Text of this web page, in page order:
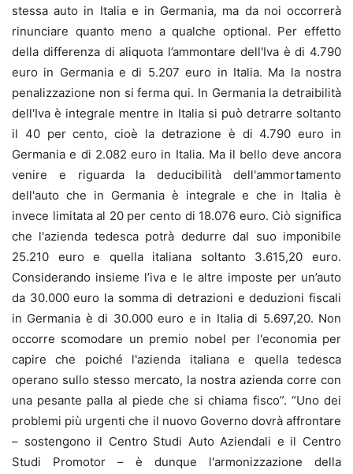
stessa auto in Italia e in Germania, ma da noi occorrerà
rinunciare quanto meno a qualche optional. Per effetto
della differenza di aliquota l’ammontare dell'Iva è di 4.790
euro in Germania e di 5.207 euro in Italia. Ma la nostra
penalizzazione non si ferma qui. In Germania la detraibilità
dell'Iva è integrale mentre in Italia si può detrarre soltanto
il 40 per cento, cioè la detrazione è di 4.790 euro in
Germania e di 2.082 euro in Italia. Ma il bello deve ancora
venire e riguarda la deducibilità dell'ammortamento
dell'auto che in Germania è integrale e che in Italia è
invece limitata al 20 per cento di 18.076 euro. Ciò significa
che l'azienda tedesca potrà dedurre dal suo imponibile
25.210 euro e quella italiana soltanto 3.615,20 euro.
Considerando insieme l’iva e le altre imposte per un’auto
da 30.000 euro la somma di detrazioni e deduzioni fiscali
in Germania è di 30.000 euro e in Italia di 5.697,20. Non
occorre scomodare un premio nobel per l'economia per
capire che poiché l'azienda italiana e quella tedesca
operano sullo stesso mercato, la nostra azienda corre con
una pesante palla al piede che si chiama fisco”. “Uno dei
problemi più urgenti che il nuovo Governo dovrà affrontare
– sostengono il Centro Studi Auto Aziendali e il Centro
Studi Promotor – è dunque l'armonizzazione della